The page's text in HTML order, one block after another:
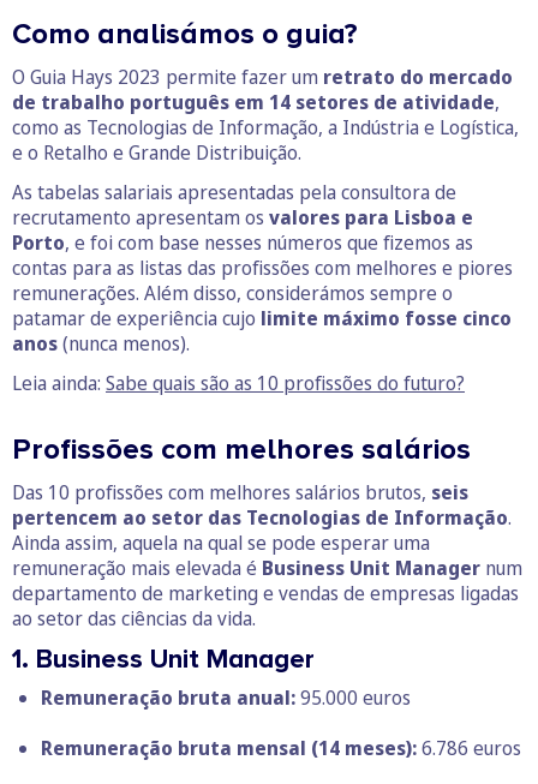
Como analisámos o guia?
O Guia Hays 2023 permite fazer um retrato do mercado
de trabalho português em 14 setores de atividade,
como as Tecnologias de Informação, a Indústria e Logística,
e o Retalho e Grande Distribuição.
As tabelas salariais apresentadas pela consultora de
recrutamento apresentam os valores para Lisboa e
Porto, e foi com base nesses números que fizemos as
contas para as listas das profissões com melhores e piores
remunerações. Além disso, considerámos sempre o
patamar de experiência cujo limite máximo fosse cinco
anos(nunca menos).
Leia ainda: Sabe quais são as 10 profissões do futuro?
Profissões com melhores salários
Das 10 profissões com melhores salários brutos, seis
pertencem ao setor das Tecnologias de Informação.
Ainda assim, aquela na qual se pode esperar uma
remuneração mais elevada é Business Unit Manager num
departamento de marketing e vendas de empresas ligadas
ao setor das ciências da vida.
1. Business Unit Manager
Remuneração bruta anual:95.000 euros
Remuneração bruta mensal (14 meses):6.786 euros